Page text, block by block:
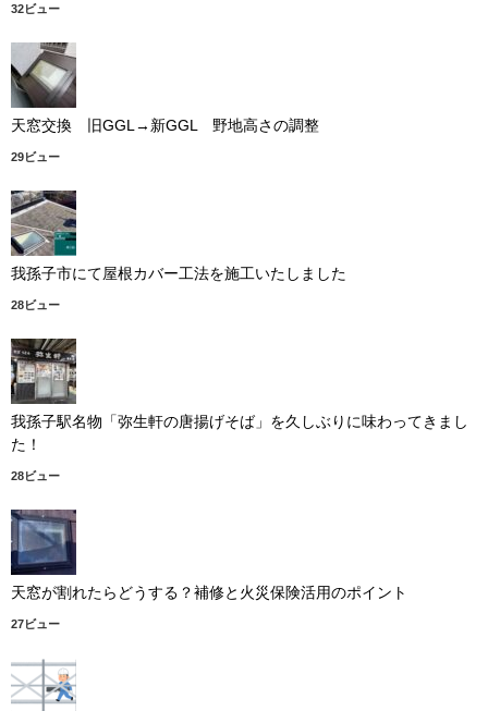
32ビュー
天窓交換 旧GGL→新GGL 野地高さの調整
29ビュー
我孫子市にて屋根カバー工法を施工いたしました
28ビュー
我孫子駅名物「弥生軒の唐揚げそば」を久しぶりに味わってきまし
た！
28ビュー
天窓が割れたらどうする？補修と火災保険活用のポイント
27ビュー